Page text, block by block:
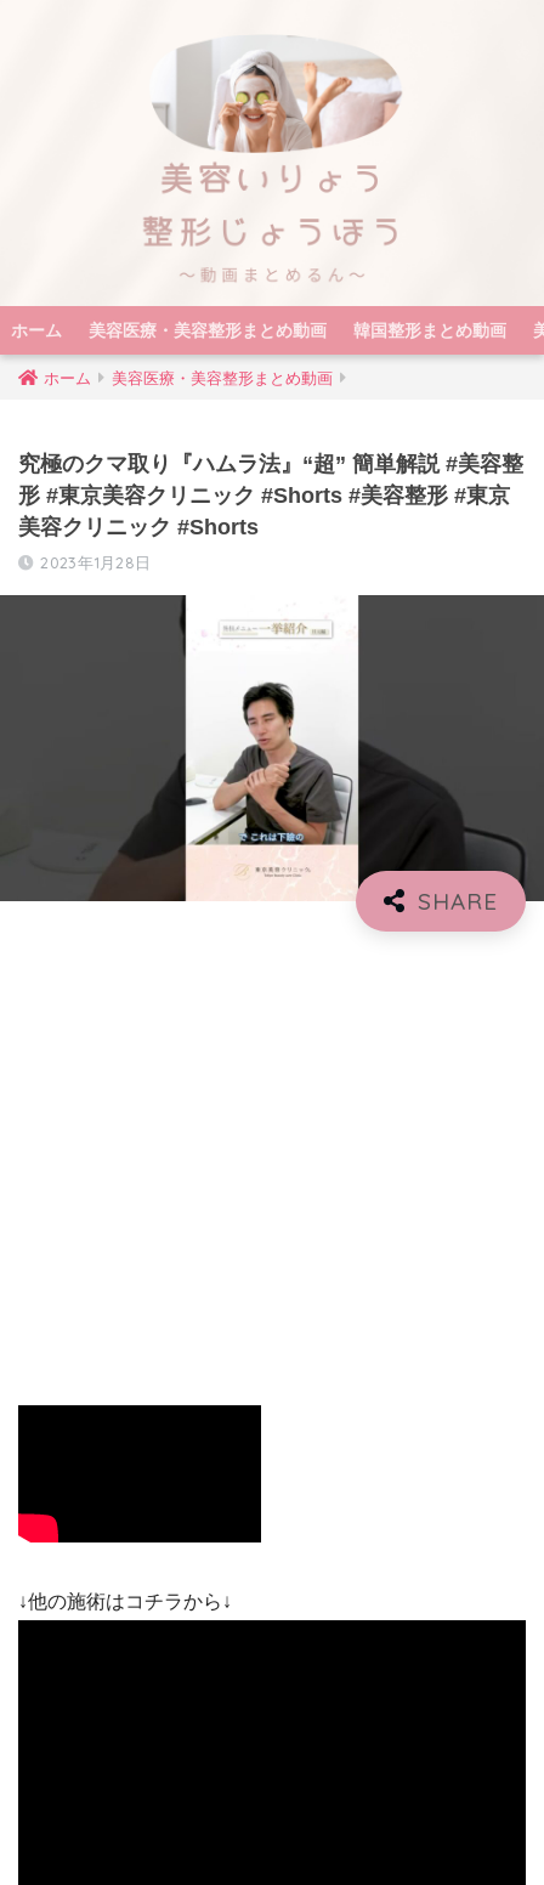
ホーム 美容医療・美容整形まとめ動画 韓国整形まとめ動画
ホーム 美容医療・美容整形まとめ動画
究極のクマ取り『ハムラ法』“超” 簡単解説 #美容整
形 #東京美容クリニック #Shorts #美容整形 #東京
美容クリニック #Shorts
2023年1月28日
↓他の施術はコチラから↓